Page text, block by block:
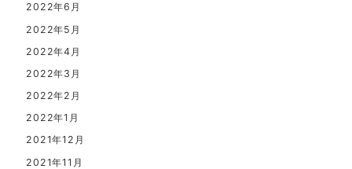
2022年6月
2022年5月
2022年4月
2022年3月
2022年2月
2022年1月
2021年12月
2021年11月